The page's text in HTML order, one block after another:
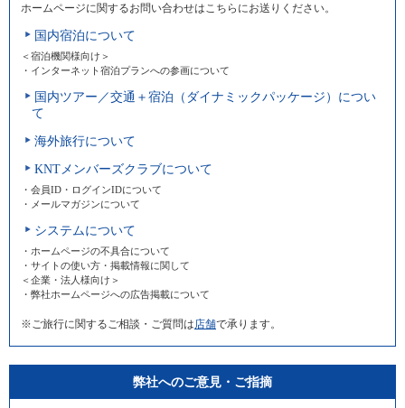
ホームページに関するお問い合わせはこちらにお送りください。
国内宿泊について
＜宿泊機関様向け＞
・インターネット宿泊プランへの参画について
国内ツアー／交通＋宿泊（ダイナミックパッケージ）につい
て
海外旅行について
KNTメンバーズクラブについて
・会員ID・ログインIDについて
・メールマガジンについて
システムについて
・ホームページの不具合について
・サイトの使い方・掲載情報に関して
＜企業・法人様向け＞
・弊社ホームページへの広告掲載について
※ご旅行に関するご相談・ご質問は 店舗で承ります。
弊社へのご意見・ご指摘